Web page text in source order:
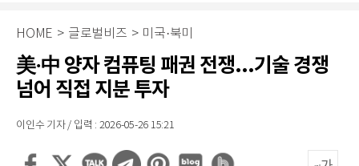
HOME > 글로벌비즈 > 미국·북미
美·中 양자 컴퓨팅 패권 전쟁...기술 경쟁
넘어 직접 지분 투자
이인수 기자 / 입력 : 2026-05-26 15:21